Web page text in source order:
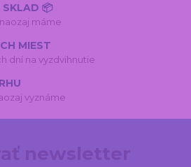
SKLAD 📦
máme
MIEST
dní na vyzdvihnutie
vyznáme